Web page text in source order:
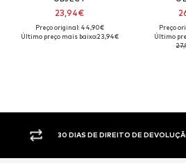
23,94€
Preço original: 44,90€
Último preço mais baixo:23,94€
Preço
Último
30 DIAS DE DIREITO DE